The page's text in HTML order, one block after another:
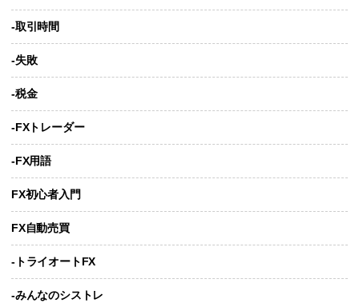
-取引時間
-失敗
-税金
-FXトレーダー
-FX用語
FX初心者入門
FX自動売買
-トライオートFX
-みんなのシストレ